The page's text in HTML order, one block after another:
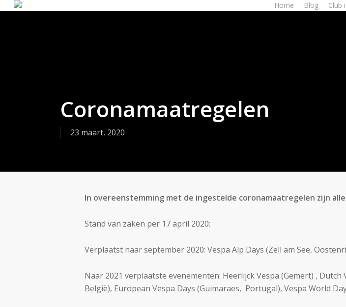
Skip
Home Blog Club
Coronamaatregelen
23 maart, 2020
In overeenstemming met de ingestelde coronamaatregelen zijn
Stand van zaken per 17 april 2020:
Verplaatst naar september 2020: Vespa Alp Days (Zell am See,
Naar 2021 verplaatste evenementen: Heerlijck Vespa (Gemert) , Dutch
België), European Vespa Days (Guimaraes, Portugal), Vespa World